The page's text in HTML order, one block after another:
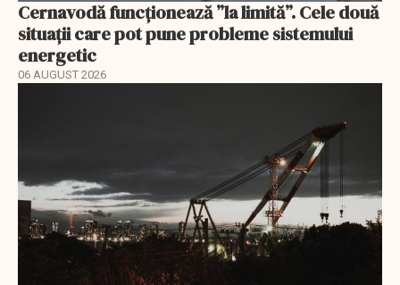
Cernavodă funcționează ”la limită”. Cele două
situații care pot pune probleme sistemului
energetic
06 AUGUST 2026